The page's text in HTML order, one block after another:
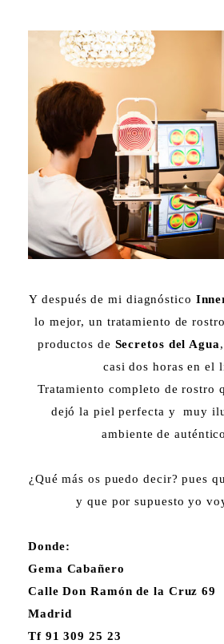
Y después de mi diagnóstico
lo mejor, un tratamiento de
productos de Secretos del Agua
casi dos horas en el
Tratamiento completo de rostro
dejó la piel perfecta y muy
ambiente de
¿Qué más os puedo decir? pues
y que por supuesto yo
Donde:
Gema Cabañero
Calle Don Ramón de la Cruz 69
Madrid
Tf 91 309 25 23